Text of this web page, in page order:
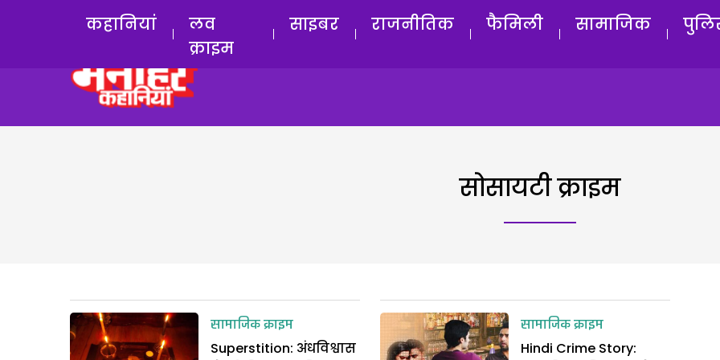
कहानियां
लव
क्राइम
साइबर राजनीतिक फैमिली सामाजिक
सोसायटी क्राइम
सामाजिक क्राइम
Superstition: अंधविश्वास
सामाजिक क्राइम
Hindi Crime Story: